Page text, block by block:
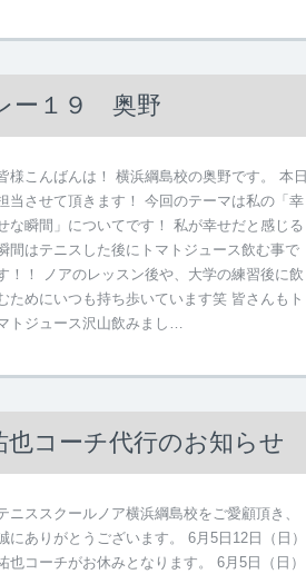
ー１９ 奥野
様こんばんは！ 横浜綱島校の奥野です。 本日
当させて頂きます！ 今回のテーマは私の「幸
な瞬間」についてです！ 私が幸せだと感じる
間はテニスした後にトマトジュース飲む事で
！！ ノアのレッスン後や、大学の練習後に飲
ためにいつも持ち歩いています笑 皆さんもト
トジュース沢山飲みまし…
也コーチ代行のお知らせ
ニススクールノア横浜綱島校をご愛顧頂き、
にありがとうございます。 6月5日12日（日）
也コーチがお休みとなります。 6月5日（日）